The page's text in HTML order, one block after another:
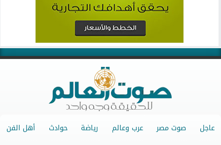
عاجل صوت مصر عرب وعالم رياضة حوادث أهل الفن